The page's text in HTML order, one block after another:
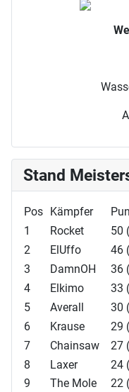
Stand
Pos Kämpfer
1
Rocket
50
2
ElUffo
46
3
DamnOH
36
4
Elkimo
33
5
Averall
30
6
Krause
29
7
Chainsaw
27
8
Laxer
24
9
The Mole
22